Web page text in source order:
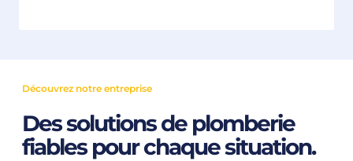
Découvrez notre entreprise
Des solutions de plomberie
fiables pour chaque situation.